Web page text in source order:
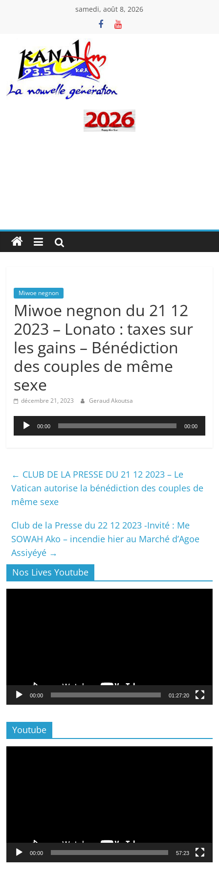
samedi, août 8, 2026
Kanal
Miwoe negnon
Miwoe negnon du 21 12
2023 – Lonato : taxes sur
les gains – Bénédiction
des couples de même
sexe
décembre 21, 2023 Geraud Akoutsa
Lecteur
audio
00:00 00:00
← CLUB DE LA PRESSE DU 21 12 2023 – Le
Vatican autorise la bénédiction des couples de
même sexe
Club de la Presse du 22 12 2023 -Invité : Me
SOWAH Ako – incendie hier au Marché d’Agoe
Assiyéyé →
Nos Lives Youtube
00:00 01:27:20
Youtube
00:00 57:23